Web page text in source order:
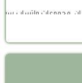
مجموعات واتساب